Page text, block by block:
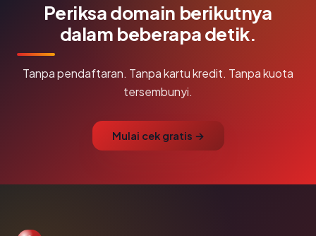
Periksa domain berikutnya
dalam beberapa detik.
Tanpa pendaftaran. Tanpa kartu kredit. Tanpa kuota
tersembunyi.
Mulai cek gratis →